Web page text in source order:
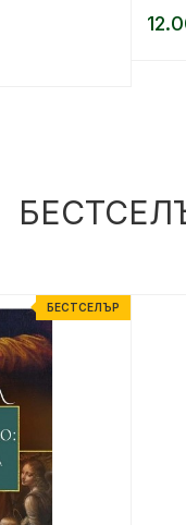
БЕСТСЕЛЪР